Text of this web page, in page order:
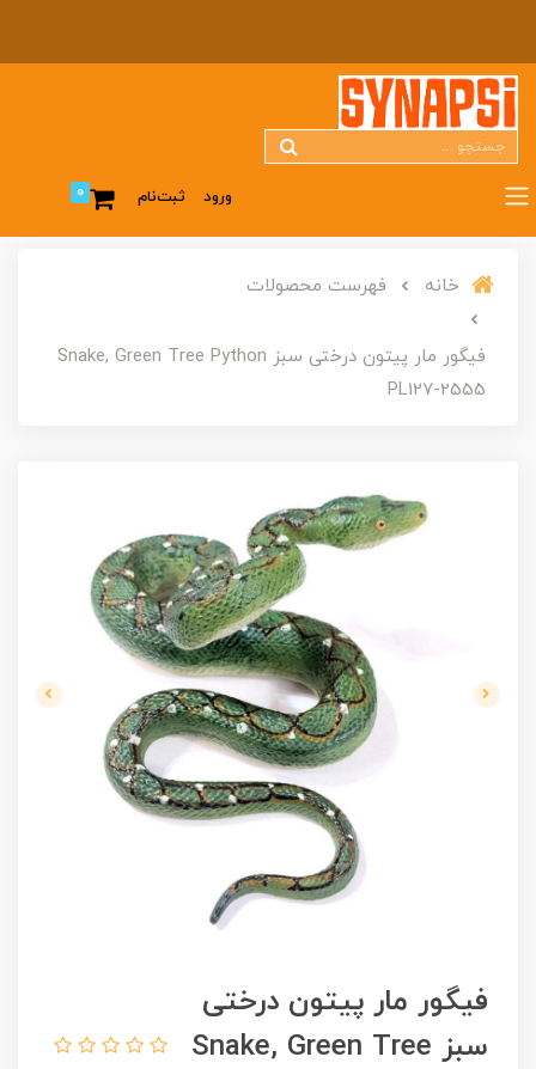
ورود ثبت‌نام 0
خانه فهرست محصولات
فیگور مار پیتون درختی سبز Snake, Green Tree Python
PL127-2555
فیگور مار پیتون درختی
سبز Snake, Green Tree